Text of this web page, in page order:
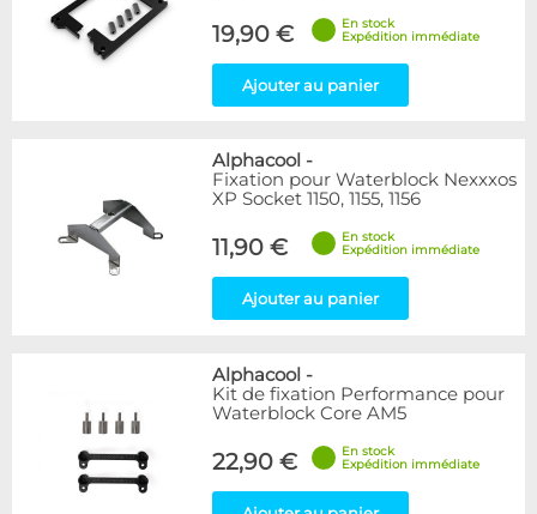
19,90 €
En stock
Expédition immédiate
Ajouter au panier
Alphacool -
Fixation pour Waterblock Nexxxos
XP Socket 1150, 1155, 1156
11,90 €
En stock
Expédition immédiate
Ajouter au panier
Alphacool -
Kit de fixation Performance pour
Waterblock Core AM5
22,90 €
En stock
Expédition immédiate